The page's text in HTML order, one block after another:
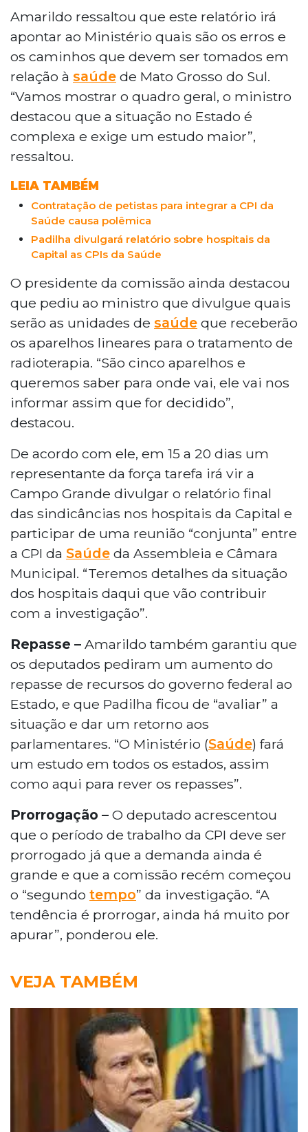
Amarildo ressaltou que este relatório irá
apontar ao Ministério quais são os erros e
os caminhos que devem ser tomados em
relação à saúde de Mato Grosso do Sul.
“Vamos mostrar o quadro geral, o ministro
destacou que a situação no Estado é
complexa e exige um estudo maior”,
ressaltou.
LEIA TAMBÉM
Contratação de petistas para integrar a CPI da
Saúde causa polêmica
Padilha divulgará relatório sobre hospitais da
Capital as CPIs da Saúde
O presidente da comissão ainda destacou
que pediu ao ministro que divulgue quais
serão as unidades de saúde que receberão
os aparelhos lineares para o tratamento de
radioterapia. “São cinco aparelhos e
queremos saber para onde vai, ele vai nos
informar assim que for decidido”,
destacou.
De acordo com ele, em 15 a 20 dias um
representante da força tarefa irá vir a
Campo Grande divulgar o relatório final
das sindicâncias nos hospitais da Capital e
participar de uma reunião “conjunta” entre
a CPI da Saúde da Assembleia e Câmara
Municipal. “Teremos detalhes da situação
dos hospitais daqui que vão contribuir
com a investigação”.
Repasse – Amarildo também garantiu que
os deputados pediram um aumento do
repasse de recursos do governo federal ao
Estado, e que Padilha ficou de “avaliar” a
situação e dar um retorno aos
parlamentares. “O Ministério (Saúde) fará
um estudo em todos os estados, assim
como aqui para rever os repasses”.
Prorrogação – O deputado acrescentou
que o período de trabalho da CPI deve ser
prorrogado já que a demanda ainda é
grande e que a comissão recém começou
o “segundo tempo” da investigação. “A
tendência é prorrogar, ainda há muito por
apurar”, ponderou ele.
VEJA TAMBÉM